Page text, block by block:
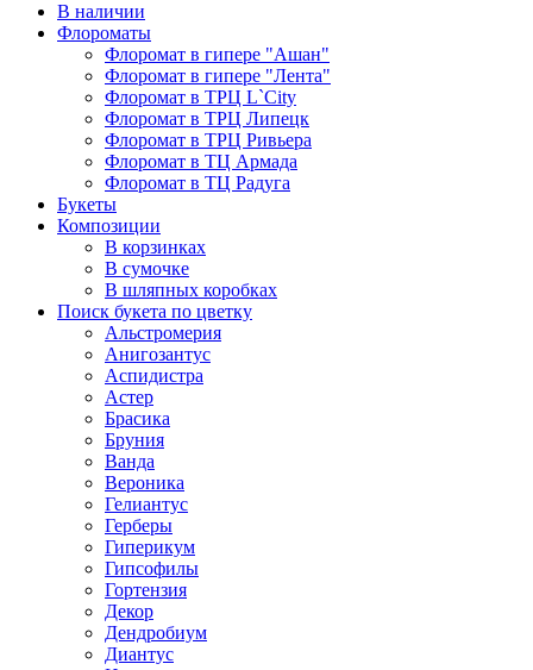
В наличии
Флороматы
Флоромат в гипере "Ашан"
Флоромат в гипере "Лента"
Флоромат в ТРЦ L`City
Флоромат в ТРЦ Липецк
Флоромат в ТРЦ Ривьера
Флоромат в ТЦ Армада
Флоромат в ТЦ Радуга
Букеты
Композиции
В корзинках
В сумочке
В шляпных коробках
Поиск букета по цветку
Альстромерия
Анигозантус
Аспидистра
Астер
Брасика
Бруния
Ванда
Вероника
Гелиантус
Герберы
Гиперикум
Гипсофилы
Гортензия
Декор
Дендробиум
Диантус